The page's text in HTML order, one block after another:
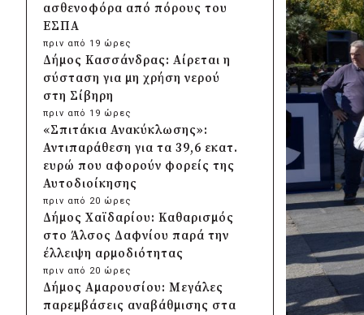
ασθενοφόρα από πόρους του
ΕΣΠΑ
πριν από 19 ώρες
Δήμος Κασσάνδρας: Αίρεται η
σύσταση για μη χρήση νερού
στη Σίβηρη
πριν από 19 ώρες
«Σπιτάκια Ανακύκλωσης»:
Αντιπαράθεση για τα 39,6 εκατ.
ευρώ που αφορούν φορείς της
Αυτοδιοίκησης
πριν από 20 ώρες
Δήμος Χαϊδαρίου: Καθαρισμός
στο Άλσος Δαφνίου παρά την
έλλειψη αρμοδιότητας
πριν από 20 ώρες
Δήμος Αμαρουσίου: Μεγάλες
παρεμβάσεις αναβάθμισης στα